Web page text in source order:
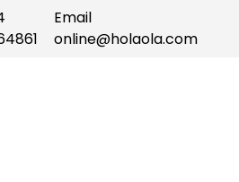
Email
online@holaola.com